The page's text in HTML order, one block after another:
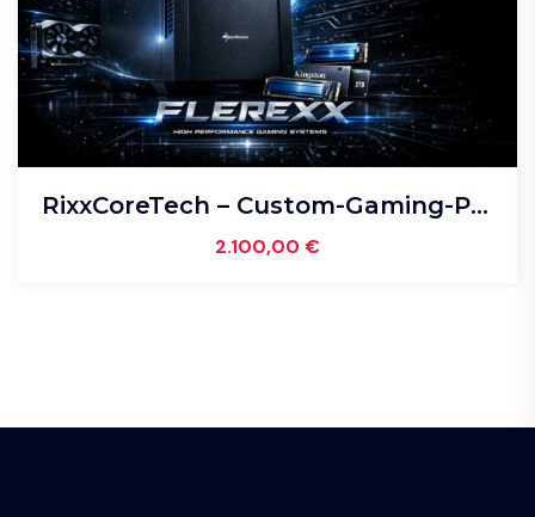
RixxCoreTech – Custom-Gaming-PC mit Windows 11 Pro
2.100,00 €